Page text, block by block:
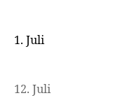
1. Juli
12. Juli